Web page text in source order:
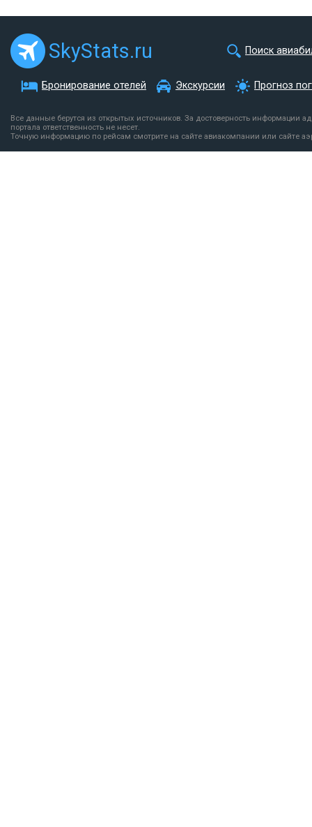
SkyStats.ru Поиск
Бронирование отелей Экскурсии Прогноз
Все данные берутся из открытых источников. За достоверность информации
портала ответственность не несет.
Точную информацию по рейсам смотрите на сайте авиакомпании или сайте